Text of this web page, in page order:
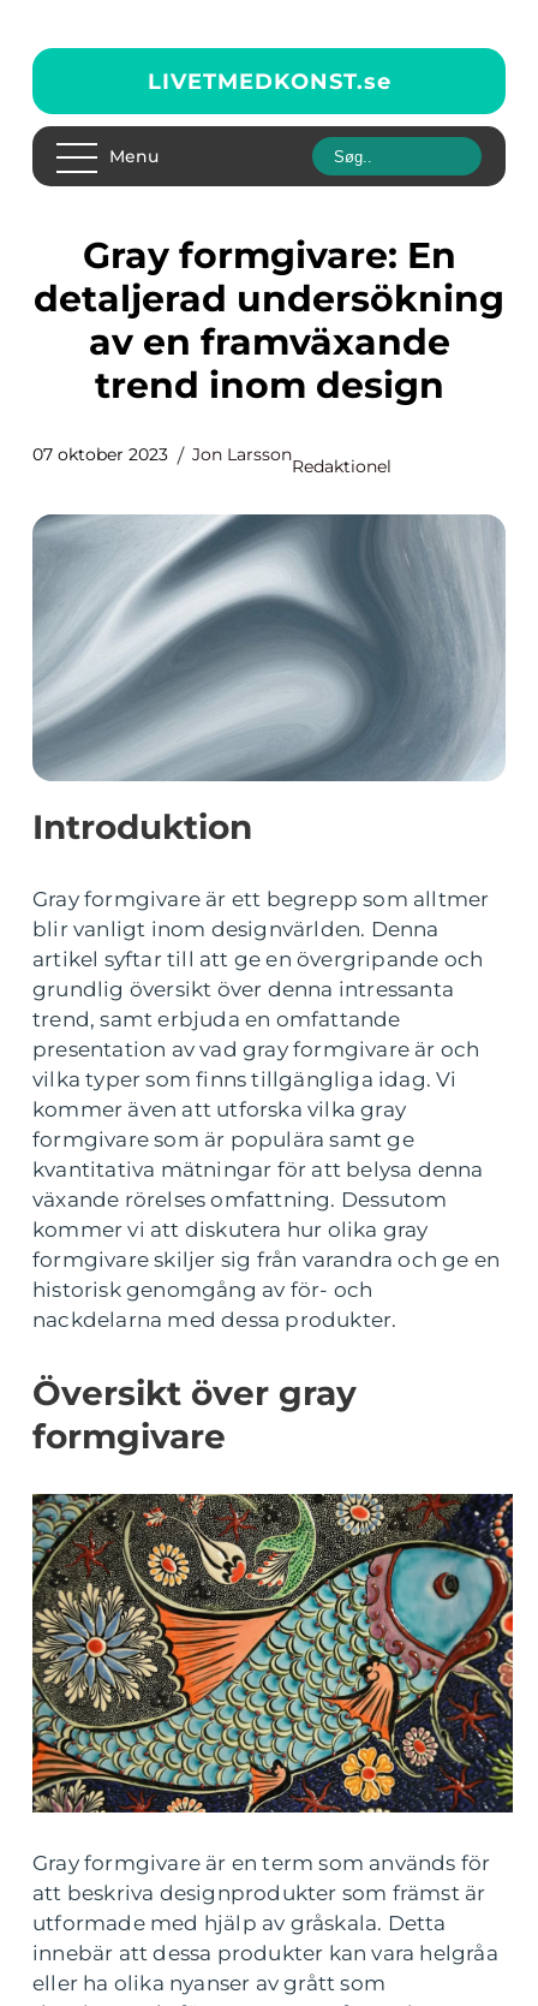
LIVETMEDKONST.se
Menu
Gray formgivare: En
detaljerad undersökning
av en framväxande
trend inom design
07 oktober 2023 Jon Larsson
Redaktionel
Introduktion
Gray formgivare är ett begrepp som alltmer
blir vanligt inom designvärlden. Denna
artikel syftar till att ge en övergripande och
grundlig översikt över denna intressanta
trend, samt erbjuda en omfattande
presentation av vad gray formgivare är och
vilka typer som finns tillgängliga idag. Vi
kommer även att utforska vilka gray
formgivare som är populära samt ge
kvantitativa mätningar för att belysa denna
växande rörelses omfattning. Dessutom
kommer vi att diskutera hur olika gray
formgivare skiljer sig från varandra och ge en
historisk genomgång av för- och
nackdelarna med dessa produkter.
Översikt över gray
formgivare
Gray formgivare är en term som används för
att beskriva designprodukter som främst är
utformade med hjälp av gråskala. Detta
innebär att dessa produkter kan vara helgråa
eller ha olika nyanser av grått som